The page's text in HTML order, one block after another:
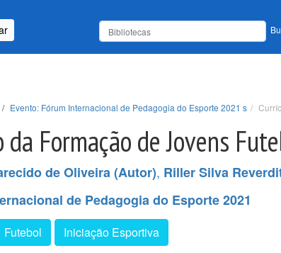
Evento: Fórum Internacional de Pedagogia do Esporte 2021 s
da Formação de Jovens
de Oliveira (Autor), Riller Silva
de Pedagogia do Esporte 2021
Futebol Iniciação Esportiva